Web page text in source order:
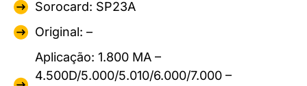
Sorocard: SP23A
Original: –
Aplicação: 1.800 MA –
4.500D/5.000/5.010/6.000/7.000 –